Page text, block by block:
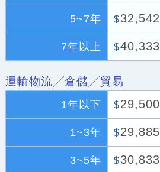
5~7年 $32,542
7年以上 $40,333
運輸物流╱倉儲╱貿易
1年以下 $29,500
1~3年 $29,885
3~5年 $30,833